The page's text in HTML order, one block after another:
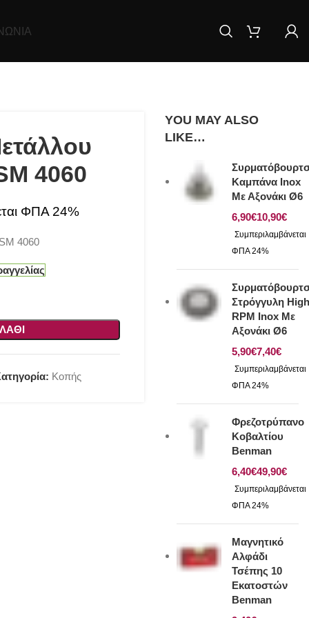
4060
4060
Κοπής
YOU MAY ALSO
LIKE…
Καμπάνα Inox
Με Αξονάκι Ø6
€
€
Στρόγγυλη High
RPM Inox Με
Αξονάκι Ø6
€
€
Φρεζοτρύπανο
Κοβαλτίου
Benman
€
€
Μαγνητικό
Αλφάδι
Τσέπης 10
Εκατοστών
Benman